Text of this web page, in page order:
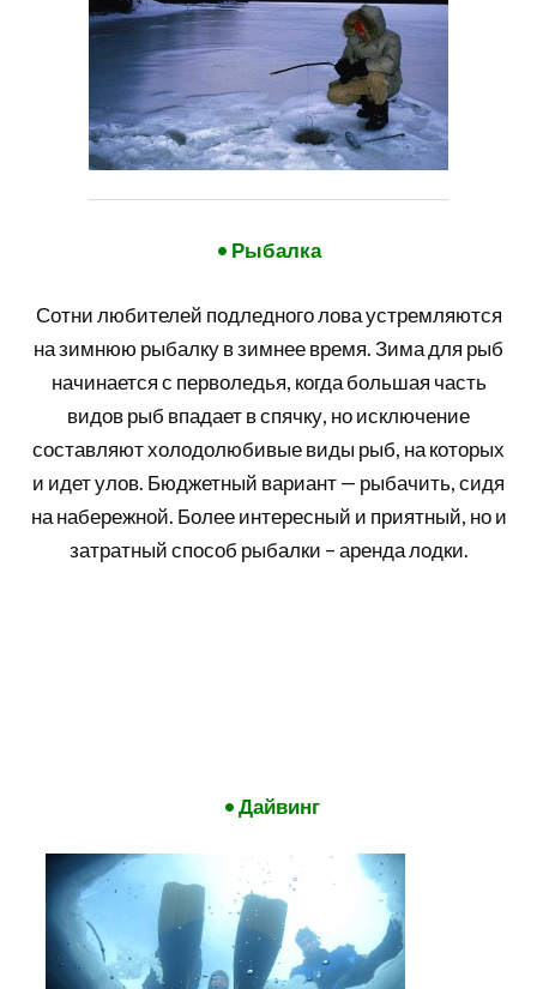
• Рыбалка
Сотни любителей подледного лова устремляются
на зимнюю рыбалку в зимнее время. Зима для рыб
начинается с перволедья, когда большая часть
видов рыб впадает в спячку, но исключение
составляют холодолюбивые виды рыб, на которых
и идет улов. Бюджетный вариант — рыбачить, сидя
на набережной. Более интересный и приятный, но и
затратный способ рыбалки – аренда лодки.
• Дайвинг